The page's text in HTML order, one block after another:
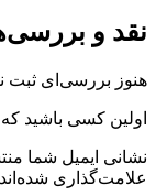
نقد و
هنوز بررسی‌ای
اولین کسی باشید که
نشانی ایمیل شما
علامت‌گذاری شده‌اند